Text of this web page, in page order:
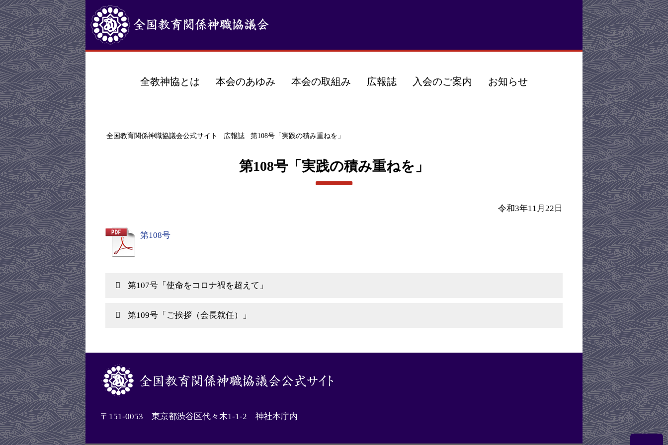
全教神協とは 本会のあゆみ 本会の取組み 広報誌 入会のご案内 お知らせ
全国教育関係神職協議会公式サイト 広報誌 第108号「実践の積み重ねを」
第108号「実践の積み重ねを」
令和3年11月22日
第108号
第107号「使命をコロナ禍を超えて」
第109号「ご挨拶（会長就任）」
〒151-0053 東京都渋谷区代々木1-1-2 神社本庁内